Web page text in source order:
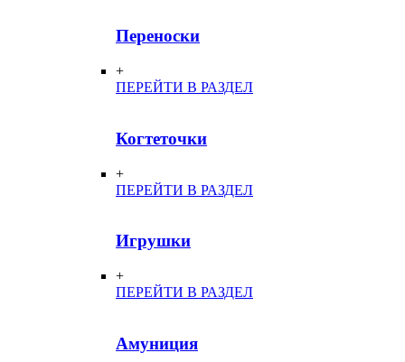
Переноски
+
ПЕРЕЙТИ В РАЗДЕЛ
Когтеточки
+
ПЕРЕЙТИ В РАЗДЕЛ
Игрушки
+
ПЕРЕЙТИ В РАЗДЕЛ
Амуниция